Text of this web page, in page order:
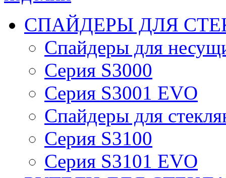
СПАЙДЕРЫ ДЛЯ
Спайдеры для
Серия S3000
Серия S3001 EVO
Спайдеры для
Серия S3100
Серия S3101 EVO